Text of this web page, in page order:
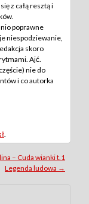
z całą resztą i
poprawne
niespodziewanie,
skoro
Ajć.
nie do
i co autorka
– Cuda wianki t.1
Legenda ludowa →